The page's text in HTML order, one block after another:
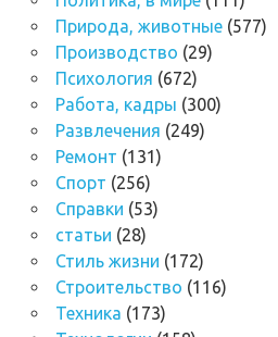
Природа, животные(577)
Производство (29)
Психология (672)
Работа, кадры (300)
Развлечения (249)
Ремонт (131)
Спорт (256)
Справки (53)
статьи (28)
Стиль жизни (172)
Строительство (116)
Техника (173)